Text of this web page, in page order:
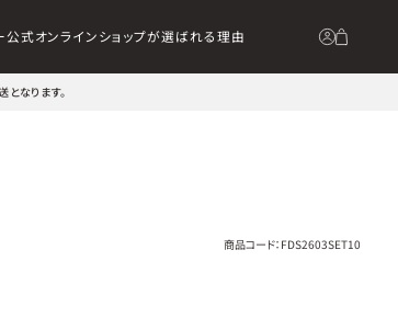
公式オンラインショップが選ばれる理由
なります。
商品コード： FDS2603SET10